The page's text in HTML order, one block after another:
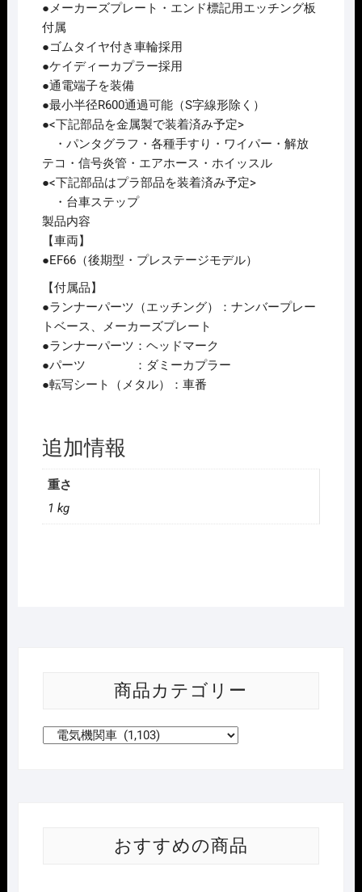
●メーカーズプレート・エンド標記用エッチング板
付属
●ゴムタイヤ付き車輪採用
●ケイディーカプラー採用
●通電端子を装備
●最小半径R600通過可能（S字線形除く）
●<下記部品を金属製で装着済み予定>
・パンタグラフ・各種手すり・ワイパー・解放
テコ・信号炎管・エアホース・ホイッスル
●<下記部品はプラ部品を装着済み予定>
・台車ステップ
製品内容
【車両】
●EF66（後期型・プレステージモデル）
【付属品】
●ランナーパーツ（エッチング）：ナンバープレー
トベース、メーカーズプレート
●ランナーパーツ：ヘッドマーク
●パーツ ：ダミーカプラー
●転写シート（メタル）：車番
追加情報
重さ
1 kg
商品カテゴリー
おすすめの商品